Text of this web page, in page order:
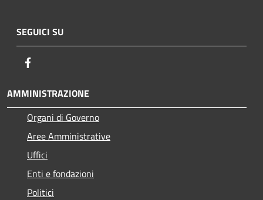
SEGUICI SU
AMMINISTRAZIONE
Organi di Governo
Aree Amministrative
Uffici
Enti e fondazioni
Politici